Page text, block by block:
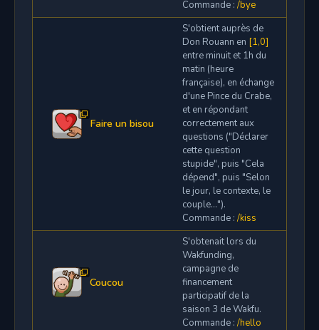
Commande : /bye
Faire un bisou
S'obtient auprès de
Don Rouann en [1,0]
entre minuit et 1h du
matin (heure
française), en échange
d'une Pince du Crabe,
et en répondant
correctement aux
questions ("Déclarer
cette question
stupide", puis "Cela
dépend", puis "Selon
le jour, le contexte, le
couple...").
Commande : /kiss
Coucou
S'obtenait lors du
Wakfunding,
campagne de
financement
participatif de la
saison 3 de Wakfu.
Commande : /hello